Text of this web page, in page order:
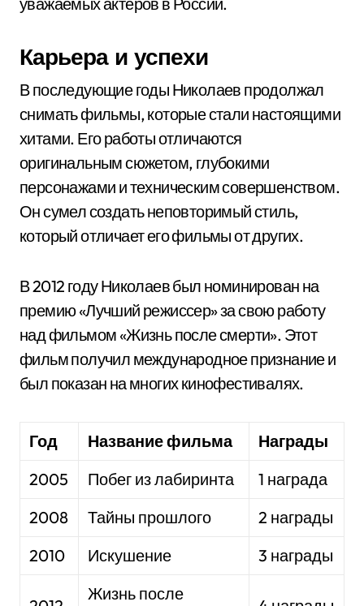
Карьера и успехи
В последующие годы Николаев продолжал
снимать фильмы, которые стали настоящими
хитами. Его работы отличаются
оригинальным сюжетом, глубокими
персонажами и техническим совершенством.
Он сумел создать неповторимый стиль,
который отличает его фильмы от других.
В 2012 году Николаев был номинирован на
премию «Лучший режиссер» за свою работу
над фильмом «Жизнь после смерти». Этот
фильм получил международное признание и
был показан на многих кинофестивалях.
Год Название фильма
Награды
2005
Побег из лабиринта
1 награда
2008
Тайны прошлого
2 награды
2010
Искушение 3 награды
Жизнь после